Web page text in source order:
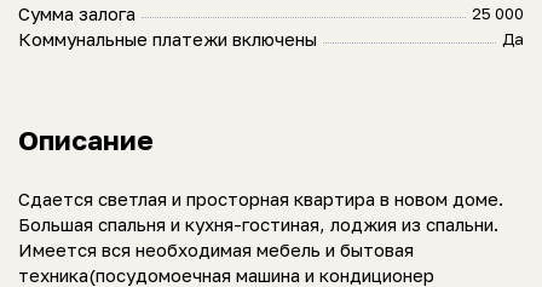
Сумма залога 25 000
Коммунальные платежи включены Да
Описание
Сдается светлая и просторная квартира в новом доме.
Большая спальня и кухня-гостиная, лоджия из спальни.
Имеется вся необходимая мебель и бытовая
техника(посудомоечная машина и кондиционер